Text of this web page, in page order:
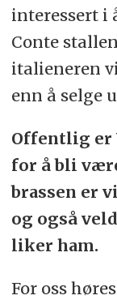
interessert i
Conte
italieneren
enn å selge
Offentlig er
for å bli
brassen er
og også
liker ham.
For oss